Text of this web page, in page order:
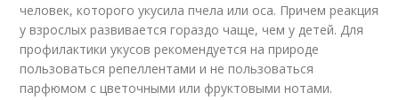
человек, которого укусила пчела или оса. Причем реакция
у взрослых развивается гораздо чаще, чем у детей. Для
профилактики укусов рекомендуется на природе
пользоваться репеллентами и не пользоваться
парфюмом с цветочными или фруктовыми нотами.